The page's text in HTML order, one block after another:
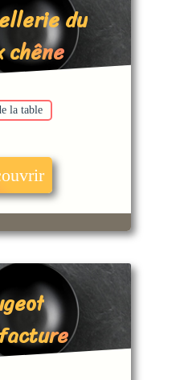
du
chêne
la table